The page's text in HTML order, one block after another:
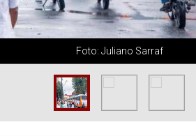
Foto: Juliano Sarraf